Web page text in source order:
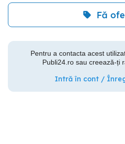
Fă
Pentru a contacta acest
Publi24.ro sau creează-ți
Intră în cont /